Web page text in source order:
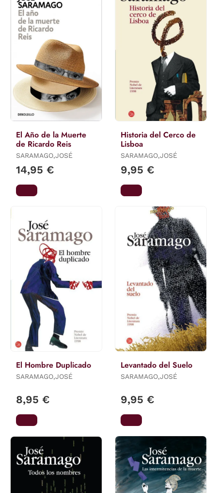
El Año de la Muerte
de Ricardo Reis
SARAMAGO,JOSÉ
14,95 €
Historia del Cerco de
Lisboa
SARAMAGO,JOSÉ
9,95 €
El Hombre Duplicado
SARAMAGO,JOSÉ
8,95 €
Levantado del Suelo
SARAMAGO,JOSÉ
9,95 €